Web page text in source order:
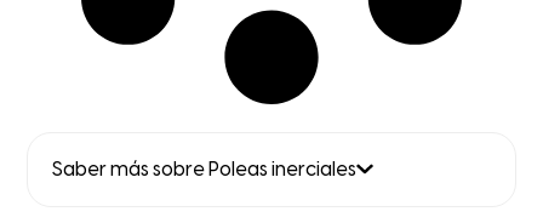
Saber más sobre Poleas inerciales